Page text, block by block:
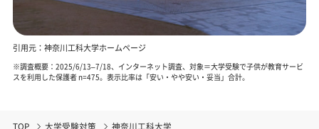
引用元：神奈川工科大学ホームページ
※調査概要：2025/6/13–7/18、インターネット調査、対象＝大学受験で子供が教育サービ
スを利用した保護者 n=475。表示比率は「安い・やや安い・妥当」合計。
TOP 大学受験対策 神奈川工科大学